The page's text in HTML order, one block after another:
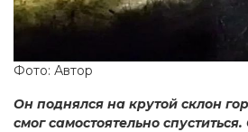
Фото: Автор
Он поднялся на крутой склон
смог самостоятельно